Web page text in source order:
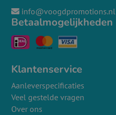
info@voogdpromotions.nl
Betaalmogelijkheden
Klantenservice
Aanleverspecificaties
Veel gestelde vragen
Over ons